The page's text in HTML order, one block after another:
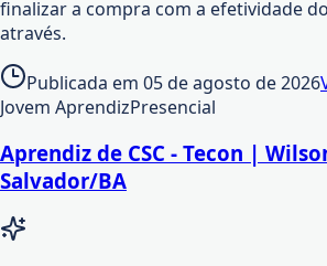
finalizar a compra com a efetividade
através.
Publicada em 05 de agosto de 2026
Jovem AprendizPresencial
Aprendiz de CSC - Tecon |
Salvador/BA